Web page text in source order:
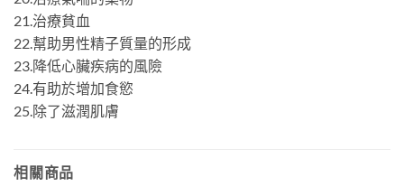
21.治療貧血
22.幫助男性精子質量的形成
23.降低心臟疾病的風險
24.有助於增加食慾
25.除了滋潤肌膚
相關商品